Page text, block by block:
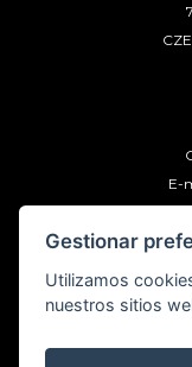
E-
Gestionar
Utilizamos
nuestros sitios